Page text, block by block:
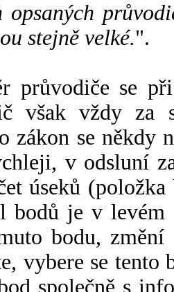
opsaných
stejně velké.".
průvodiče se
však vždy za
zákon se někdy
v odsluní
úseků
bodů je v
bodu,
vybere se tento
společně s